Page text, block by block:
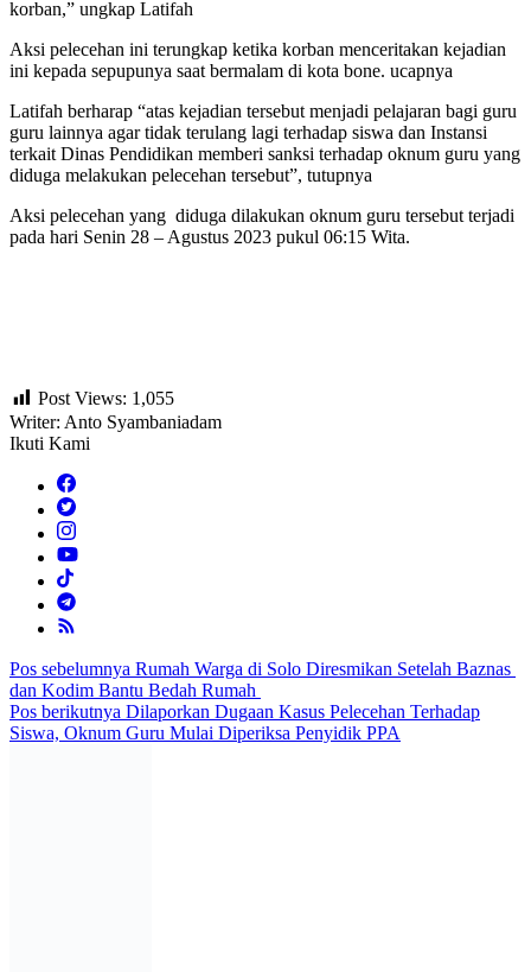
korban,” ungkap Latifah
Aksi pelecehan ini terungkap ketika korban menceritakan kejadian
ini kepada sepupunya saat bermalam di kota bone. ucapnya
Latifah berharap “atas kejadian tersebut menjadi pelajaran bagi guru
guru lainnya agar tidak terulang lagi terhadap siswa dan Instansi
terkait Dinas Pendidikan memberi sanksi terhadap oknum guru yang
diduga melakukan pelecehan tersebut”, tutupnya
Aksi pelecehan yang diduga dilakukan oknum guru tersebut terjadi
pada hari Senin 28 – Agustus 2023 pukul 06:15 Wita.
Post Views: 1,055
Writer: Anto Syambaniadam
Ikuti Kami
Navigasi
pos
Pos sebelumnya Rumah Warga di Solo Diresmikan Setelah Baznas
dan Kodim Bantu Bedah Rumah
Pos berikutnya Dilaporkan Dugaan Kasus Pelecehan Terhadap
Siswa, Oknum Guru Mulai Diperiksa Penyidik PPA